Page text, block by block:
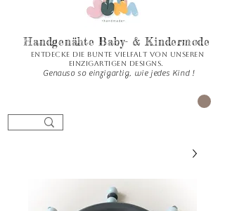
Handgenähte Baby- & Kindermode
Entdecke die bunte Vielfalt von unseren
einzigartigen Designs.
Genauso so einzigartig, wie jedes Kind !